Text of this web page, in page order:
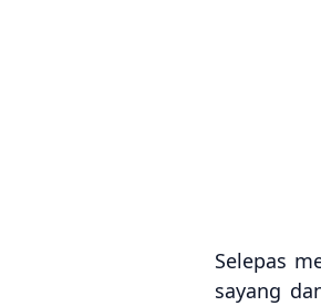
Selepas
sayang